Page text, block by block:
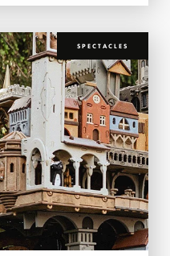
SPECTACLES